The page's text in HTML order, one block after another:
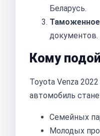
Беларусь.
документов.
Кому
Toyota Venza
автомобиль
Семейных
Молодых